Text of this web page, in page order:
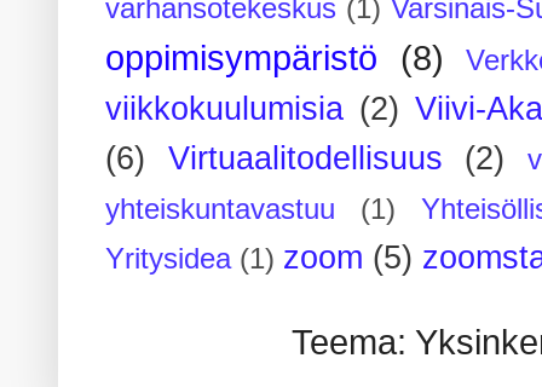
varhansotekeskus (1) Varsinais-
oppimisympäristö (8)
viikkokuulumisia (2) Viivi-
(6)
Virtuaalitodellisuus (2)
yhteiskuntavastuu
(1)
Yritysidea (1) zoom (5)
Teema: